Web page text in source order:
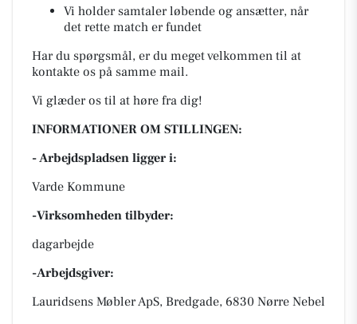
Vi holder samtaler løbende og ansætter, når
det rette match er fundet
Har du spørgsmål, er du meget velkommen til at
kontakte os på samme mail.
Vi glæder os til at høre fra dig!
INFORMATIONER OM STILLINGEN:
- Arbejdspladsen ligger i:
Varde Kommune
-Virksomheden tilbyder:
dagarbejde
-Arbejdsgiver:
Lauridsens Møbler ApS, Bredgade, 6830 Nørre Nebel